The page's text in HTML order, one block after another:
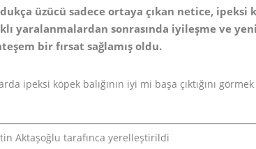
üzücü sadece ortaya çıkan netice, ipeksi
yaralanmalardan sonrasında iyileşme ve
bir fırsat sağlamış oldu.
ipeksi köpek balığının iyi mi başa çıktığını
Aktaşoğlu tarafınca yerelleştirildi